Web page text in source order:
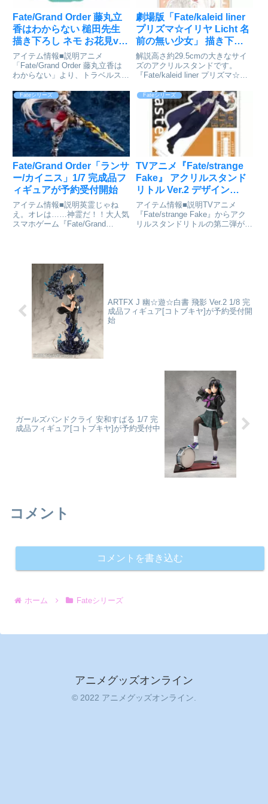
Fate/Grand Order 藤丸立
香はわからない 槌田先生
描き下ろし ネモ お花見ver.
トラベルステッカー[アル
マビアンカ]が予約受付開
始
アイテム情報■説明アニメ
「Fate/Grand Order 藤丸⽴⾹は
わからない」より、トラベルステ
下ろしイラストのネモをマット加
⼯されたトラベルステッカーに仕
上げました。⾝近な持ち物をデコ
レーションできるステ...
劇場版「Fate/kaleid liner
プリズマ☆イリヤ Licht 名
前の無い少女」 描き下ろ
しアクリルスタンド(クロ
エ/巫女)[カーテン魂]が予約
受付開始
解説高さ約29.5cmの大きなサイ
ズのアクリルスタンドです。
『Fate/kaleid liner プリズマ☆​イ
下ろし特大アクリルスタンド(ク
ロエ/巫女)©2021 ひろやまひろ
し・TYPE-MO...
Fateシリーズ
Fate/Grand Order「ランサ
ー/カイニス」1/7 完成品フ
ィギュアが予約受付開始
アイテム情報■説明英霊じゃね
え。オレは……神霊だ！！大人気
スマホゲーム『Fate/Grand
霊基第二段階の衣装でスケールフ
ィギュア化。鍛え抜かれ...
Fateシリーズ
TVアニメ『Fate/strange
Fake』 アクリルスタンド
リトル Ver.2 デザイン
03(キャスター)[ライセンス
エージェント]が予約受付
中
アイテム情報■説明TVアニメ
『Fate/strange Fake』からアク
リルスタンドリトルの第二弾が発
ARTFX J 幽☆遊☆白書 飛影 Ver.2 1/8 完
成品フィギュア[コトブキヤ]が予約受付開
始
ガールズバンドクライ 安和すばる 1/7 完
成品フィギュア[コトブキヤ]が予約受付中
コメント
コメントを書き込む
ホーム Fateシリーズ
アニメグッズオンライン
© 2022 アニメグッズオンライン.